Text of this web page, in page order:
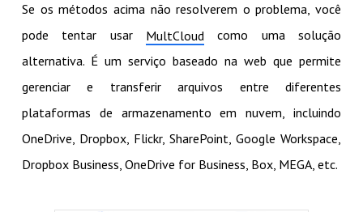
Se os métodos acima não resolverem o problema, você
pode tentar usar MultCloud como uma solução
alternativa. É um serviço baseado na web que permite
gerenciar e transferir arquivos entre diferentes
plataformas de armazenamento em nuvem, incluindo
OneDrive, Dropbox, Flickr, SharePoint, Google Workspace,
Dropbox Business, OneDrive for Business, Box, MEGA, etc.